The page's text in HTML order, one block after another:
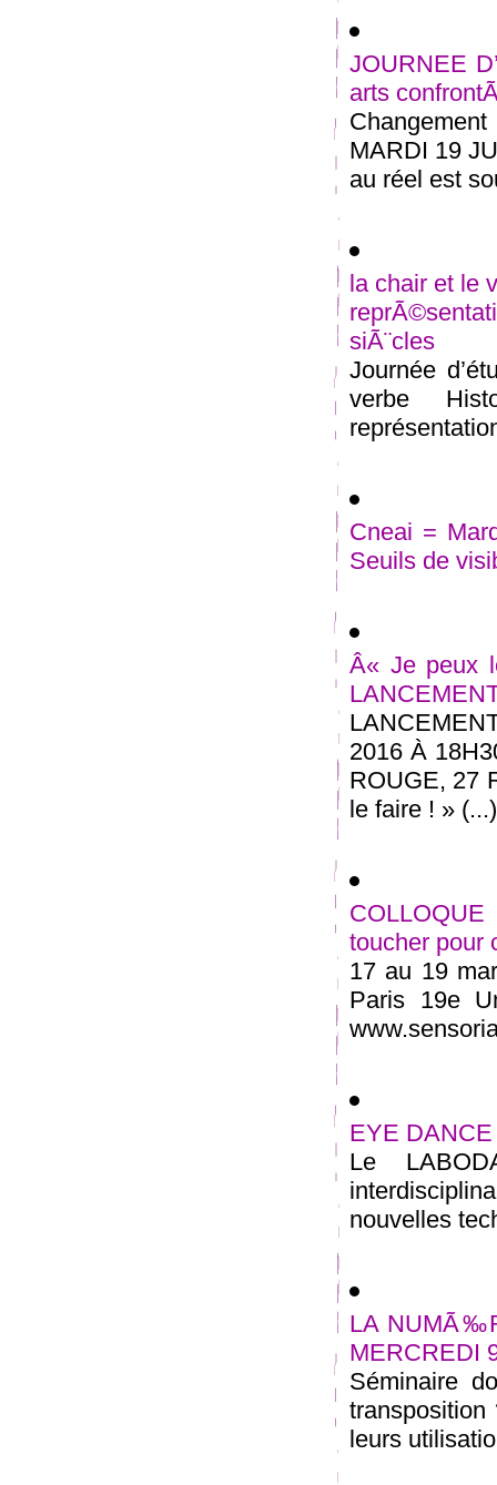
JOURNEE
arts
MARDI 19
au réel est
la chair et le
siÃ¨cles
Journée
verbe
Cneai =
Seuils de
Â« Je peux
2016 À
ROUGE, 27
le faire ! » (...)
toucher pour
17 au 19
Paris 19e
EYE DANCE
Le
nouvelles
LA
MERCREDI
Séminaire
transposition
leurs